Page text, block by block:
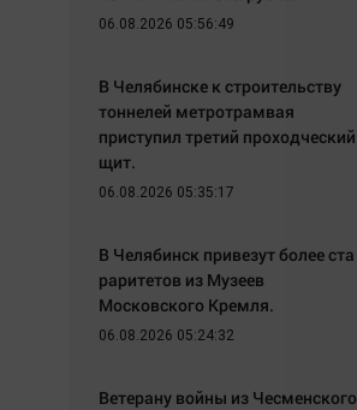
06.08.2026 05:56:49
В Челябинске к строительству
тоннелей метротрамвая
приступил третий проходческий
щит.
06.08.2026 05:35:17
В Челябинск привезут более ста
раритетов из Музеев
Московского Кремля.
06.08.2026 05:24:32
Ветерану войны из Чесменского